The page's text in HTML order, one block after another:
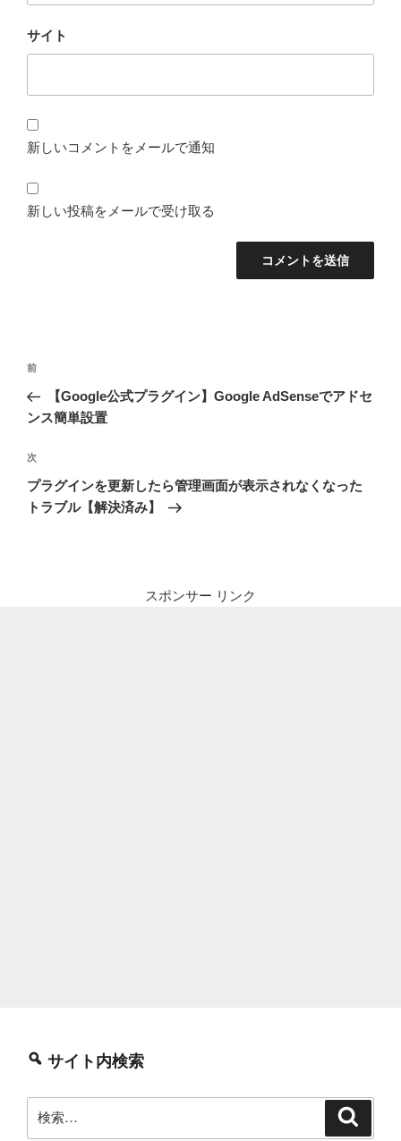
サイト
新しいコメントをメールで通知
新しい投稿をメールで受け取る
投
ナ
ゲ
ー
シ
前
の
投
前
【Google公式プラグイン】Google AdSenseでアドセ
ンス簡単設置
次
の
投
次
プラグインを更新したら管理画面が表示されなくなった
トラブル【解決済み】
スポンサー リンク
サイト内検索
索: